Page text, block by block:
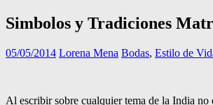
Simbolos y Tradiciones
05/05/2014 Lorena Mena Bodas, Estilo de
Al escribir sobre cualquier tema de la India no